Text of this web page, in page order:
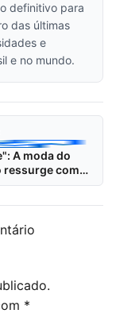
definitivo para
das últimas
e
e no mundo.
A moda do
como
*